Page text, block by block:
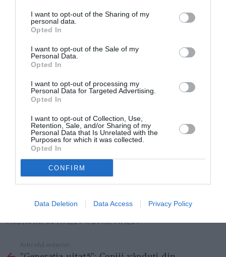
I want to opt-out of the Sharing of my
personal data.
Opted In
I want to opt-out of the Sale of my
Personal Data.
Opted In
I want to opt-out of processing my
Personal Data for Targeted Advertising.
Opted In
I want to opt-out of Collection, Use,
Retention, Sale, and/or Sharing of my
Personal Data that Is Unrelated with the
Purposes for which it was collected.
Opted In
CONFIRM
Data Deletion Data Access Privacy Policy
Doi frați italieni au ucis o româncă pentru 500 de
euro, 30 de ani de închisoare
monstru din cauza jocurilor de noroc: ”Nu valorezi
nimic, ești o nulitate”
Turistă violată lângă Colosseum, a fost arestat un
român de 40 de ani: Eduard Oprea voia să fugă din
Italia
Roma, italiancă maltratată şi violată 11 ani de
ROMANI IN ITALIA STIRI ITALIA
Articolul anterior